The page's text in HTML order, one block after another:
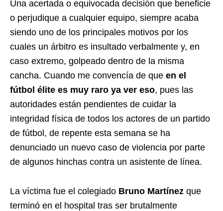
Una acertada o equivocada decisión que beneficie
o perjudique a cualquier equipo, siempre acaba
siendo uno de los principales motivos por los
cuales un árbitro es insultado verbalmente y, en
caso extremo, golpeado dentro de la misma
cancha. Cuando me convencía de que en el
fútbol élite es muy raro ya ver eso, pues las
autoridades están pendientes de cuidar la
integridad física de todos los actores de un partido
de fútbol, de repente esta semana se ha
denunciado un nuevo caso de violencia por parte
de algunos hinchas contra un asistente de línea.
La víctima fue el colegiado Bruno Martínez que
terminó en el hospital tras ser brutalmente